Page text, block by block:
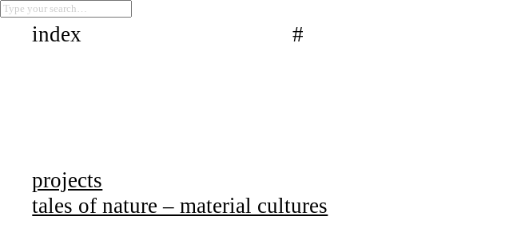
index #
projects
tales of nature – material cultures